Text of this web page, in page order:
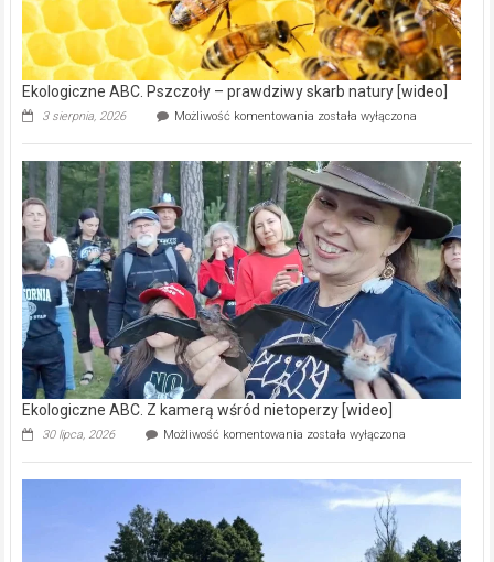
oczyszczalni
ścieków
[wideo]
Ekologiczne ABC. Pszczoły – prawdziwy skarb natury [wideo]
3 sierpnia, 2026 Możliwość komentowania Ekologiczne
–
prawdziwy
skarb
natury
[wideo]
została wyłączona
Ekologiczne ABC. Z kamerą wśród nietoperzy [wideo]
30 lipca, 2026 Możliwość komentowania Ekologiczne
kamerą
wśród
została wyłączona